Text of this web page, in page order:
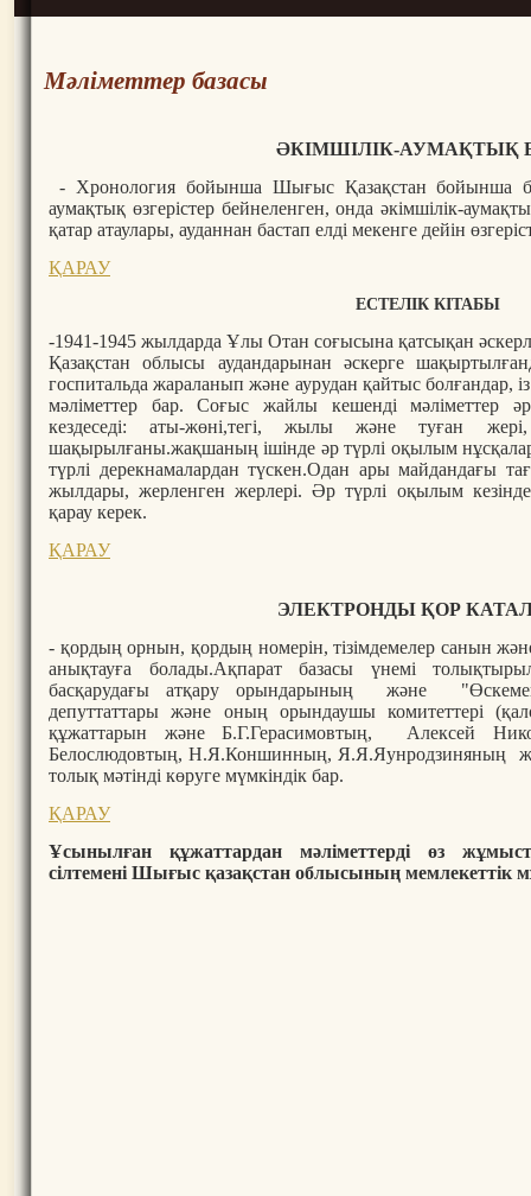
Мәліметтер базасы
ӘКІМШІЛІК-АУМАҚТЫҚ
- Хронология бойынша Шығыс Қазақстан бойынша
аумақтық өзгерістер бейнеленген, онда әкімшілік-
қатар атаулары, ауданнан бастап елді мекенге дейін
ҚАРАУ
ЕСТЕЛІК КІТАБЫ
-1941-1945 жылдарда Ұлы Отан соғысына қатсықан
Қазақстан облысы аудандарынан әскерге
госпитальда жараланып және аурудан қайтыс болғандар,
мәліметтер бар. Соғыс жайлы кешенді мәліметтер
кездеседі: аты-жөні,тегі, жылы және туған
шақырылғаны.жақшаның ішінде әр түрлі оқылым
түрлі дерекнамалардан түскен.Одан ары майдандағы
жылдары, жерленген жерлері. Әр түрлі оқылым
қарау керек.
ҚАРАУ
ЭЛЕКТРОНДЫ ҚОР
- қордың орнын, қордың номерін, тізімдемелер санын
анықтауға болады.Ақпарат базасы үнемі
басқарудағы атқару орындарының және
депуттаттары және оның орындаушы комитеттері
құжаттарын және Б.Г.Герасимовтың, Алексей
Белослюдовтың, Н.Я.Коншинның, Я.Я.Яунродзиняның
толық мәтінді көруге мүмкіндік бар.
ҚАРАУ
Ұсынылған құжаттардан мәліметтерді өз
сілтемені Шығыс қазақстан облысының мемлекеттік